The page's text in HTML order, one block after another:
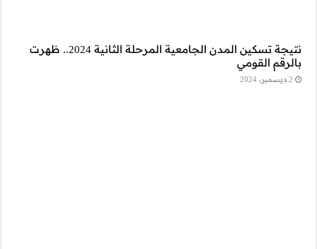
نتيجة تسكين المدن الجامعية المرحلة الثانية 2024.. ظهرت